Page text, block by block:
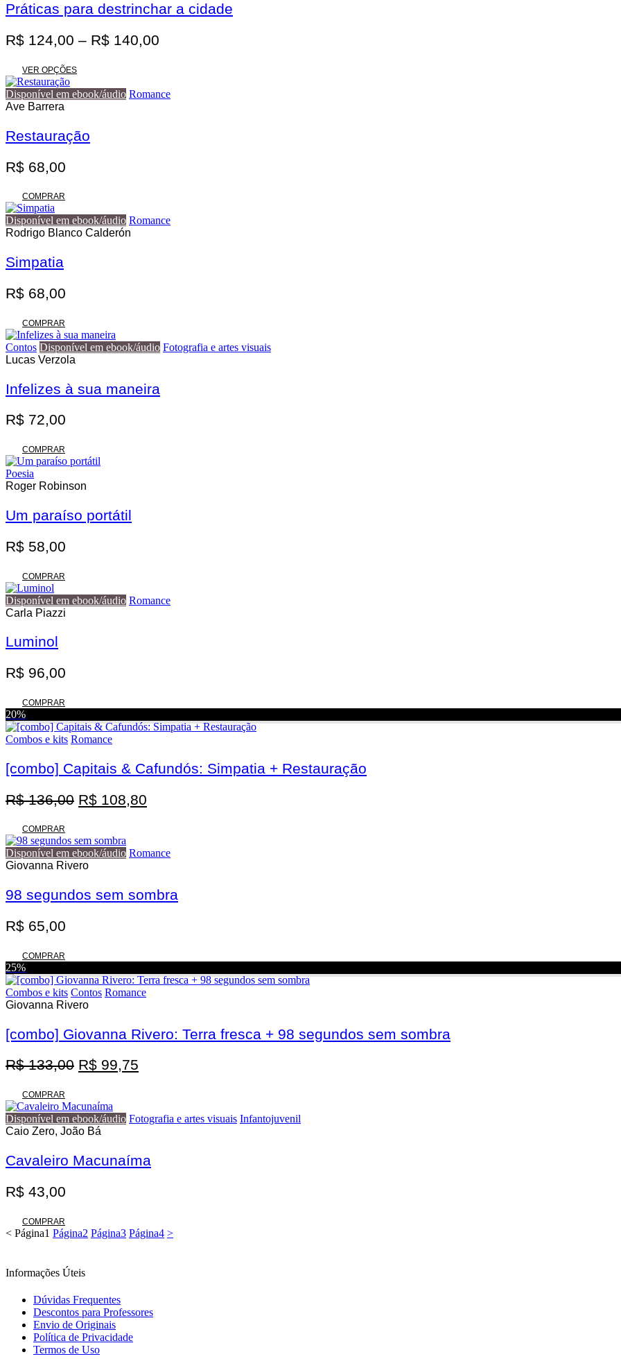
Práticas para destrinchar a cidade
R$ 124,00 – R$ 140,00
R$ 124,00
VER OPÇÕES
tem
do
produto
Disponível em ebook/áudio Romance
Ave Barrera
Restauração
R$ 68,00
COMPRAR
Disponível em ebook/áudio Romance
Rodrigo Blanco Calderón
Simpatia
R$ 68,00
COMPRAR
Contos Disponível em ebook/áudio Fotografia e artes visuais
Lucas Verzola
Infelizes à sua maneira
R$ 72,00
COMPRAR
Poesia
Roger Robinson
Um paraíso portátil
R$ 58,00
COMPRAR
Disponível em ebook/áudio Romance
Carla Piazzi
Luminol
R$ 96,00
COMPRAR
20%
Combos e kits Romance
[combo] Capitais & Cafundós: Simpatia + Restauração
R$136,00 O
era:
R$ 136,00.
R$ 108,80
é:
COMPRAR
Disponível em ebook/áudio Romance
Giovanna Rivero
98 segundos sem sombra
R$ 65,00
COMPRAR
25%
Combos e kits Contos Romance
Giovanna Rivero
[combo] Giovanna Rivero: Terra fresca + 98 segundos sem sombra
R$133,00 O
era:
R$ 133,00.
R$ 99,75
é:
COMPRAR
Disponível em ebook/áudio Fotografia e artes visuais Infantojuvenil
Caio Zero, João Bá
Cavaleiro Macunaíma
R$ 43,00
COMPRAR
< Página1 Página2 Página3 Página4 >
Informações Úteis
Dúvidas Frequentes
Descontos para Professores
Envio de Originais
Política de Privacidade
Termos de Uso